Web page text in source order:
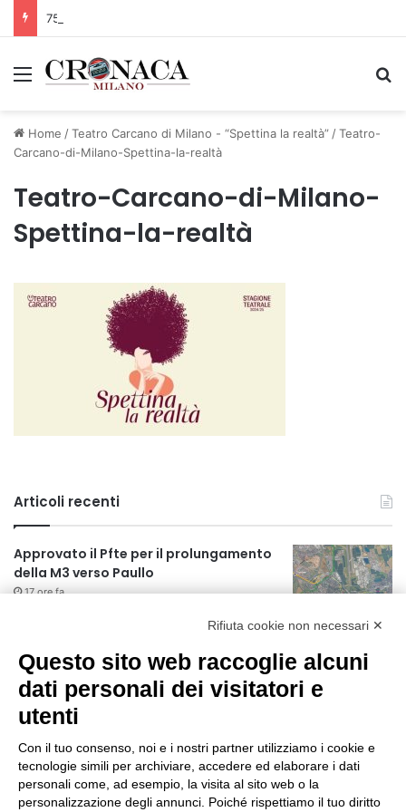
Menu
Home /Teatro Carcano di Milano - “Spettina la realtà” /Teatro-
Carcano-di-Milano-Spettina-la-realtà
Teatro-Carcano-di-Milano-
Spettina-la-realtà
Articoli recenti
Approvato il Pfte per il prolungamento
della M3 verso Paullo
17 ore fa
75 anni di INFN. La comunità, la storia, il
futuro della ricerca in fisica
fondamentale in Italia
17 ore fa
Milano Aiuta Estate, 1600 prestazioni di
assistenza attivate
19 ore fa
Il potenziale invisibile: come la
Rifiuta cookie non necessari ✕
Questo sito web raccoglie alcuni
dati personali dei visitatori e
utenti
Con il tuo consenso, noi e i nostri partner utilizziamo i cookie e
tecnologie simili per archiviare, accedere ed elaborare i dati
personali come, ad esempio, la visita al sito web o la
personalizzazione degli annunci. Poiché rispettiamo il tuo diritto